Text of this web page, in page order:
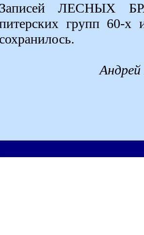
Записей ЛЕСНЫХ
групп 60-
сохранилось.